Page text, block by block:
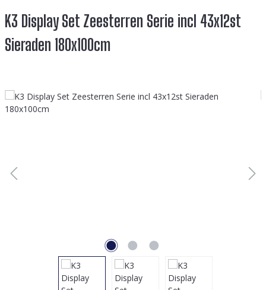
K3 Display Set Zeesterren Serie incl 43x12st
Sieraden 180x100cm
Afbeeldingengalerij overslaan